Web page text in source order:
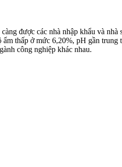
được các nhà nhập khẩu và
thấp ở mức 6,20%, pH gần
công nghiệp khác nhau.